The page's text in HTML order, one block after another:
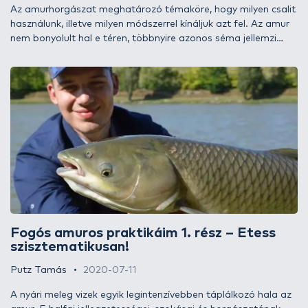
Az amurhorgászat meghatározó témaköre, hogy milyen csalit
használunk, illetve milyen módszerrel kínáljuk azt fel. Az amur
nem bonyolult hal e téren, többnyire azonos séma jellemzi
elengedhetetlen ahhoz, hogy sikeresen és tudatosan
becserkésszük őket. Erre számos hatékony megoldás létezik,
és ahogy egyre jelennek meg a fogós, ötletes újdonságok, úgy
növelhetők mindenkori eredményeink is. Ha tűnődtél már ezen,
esetleg tanácstalan vagy, de szeretnél szép amurokat fogni,
tarts velem a sorozat újabb részében, mert ma kedvenc
csalijaim kerülnek előtérbe!
Fogós amuros praktikáim 1. rész – Etess
szisztematikusan!
Putz Tamás 2020-07-11
A nyári meleg vizek egyik legintenzívebben táplálkozó hala az